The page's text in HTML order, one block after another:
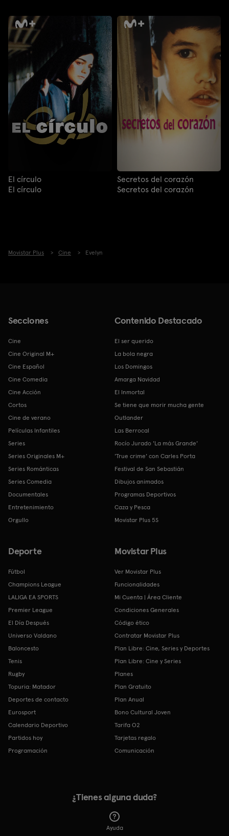
El círculo
El círculo
Secretos del corazón
Secretos del corazón
Movistar Plus Cine Evelyn
Secciones
Cine
Cine Original M+
Cine Español
Cine Comedia
Cine Acción
Cortos
Cine de verano
Películas Infantiles
Series
Series Originales M+
Series Románticas
Series Comedia
Documentales
Entretenimiento
Orgullo
Contenido Destacado
El ser querido
La bola negra
Los Domingos
Amarga Navidad
El Inmortal
Se tiene que morir mucha gente
Outlander
Las Berrocal
Rocío Jurado 'La más Grande'
'True crime' con Carles Porta
Festival de San Sebastián
Dibujos animados
Programas Deportivos
Caza y Pesca
Movistar Plus 5S
Deporte
Fútbol
Champions League
LALIGA EA SPORTS
Premier League
El Día Después
Universo Valdano
Baloncesto
Tenis
Rugby
Topuria: Matador
Deportes de contacto
Eurosport
Calendario Deportivo
Partidos hoy
Programación
Movistar Plus
Ver Movistar Plus
Funcionalidades
Mi Cuenta | Área Cliente
Condiciones Generales
Código ético
Contratar Movistar Plus
Plan Libre: Cine, Series y Deportes
Plan Libre: Cine y Series
Planes
Plan Gratuito
Plan Anual
Bono Cultural Joven
Tarifa O2
Tarjetas regalo
Comunicación
¿Tienes alguna duda?
Ayuda